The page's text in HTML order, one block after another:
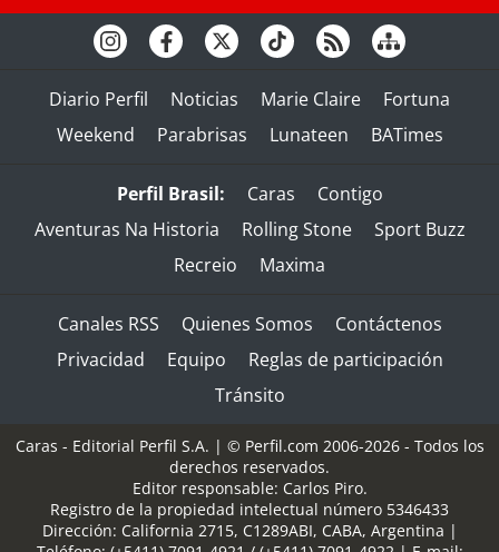
Diario Perfil Noticias Marie Claire
Fortuna
Weekend
Parabrisas Lunateen BATimes
Perfil Brasil: Caras
Contigo
Aventuras Na Historia
Rolling Stone
Sport Buzz
Recreio
Maxima
Canales RSS Quienes Somos
Contáctenos
Privacidad
Equipo
Reglas de participación
Tránsito
Caras - Editorial Perfil S.A. | © Perfil.com 2006-2026 - Todos los
derechos reservados.
Editor responsable: Carlos Piro.
Registro de la propiedad intelectual número 5346433
Dirección: California 2715, C1289ABI, CABA, Argentina |